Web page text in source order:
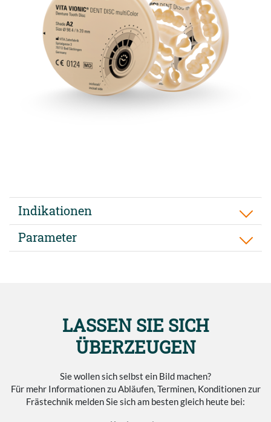
Indikationen
Parameter
LASSEN SIE SICH
ÜBERZEUGEN
Sie wollen sich selbst ein Bild machen?
Für mehr Informationen zu Abläufen, Terminen, Konditionen zur
Frästechnik melden Sie sich am besten gleich heute bei: